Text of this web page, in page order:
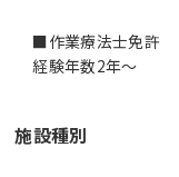
■作業療法士免許
施設種別